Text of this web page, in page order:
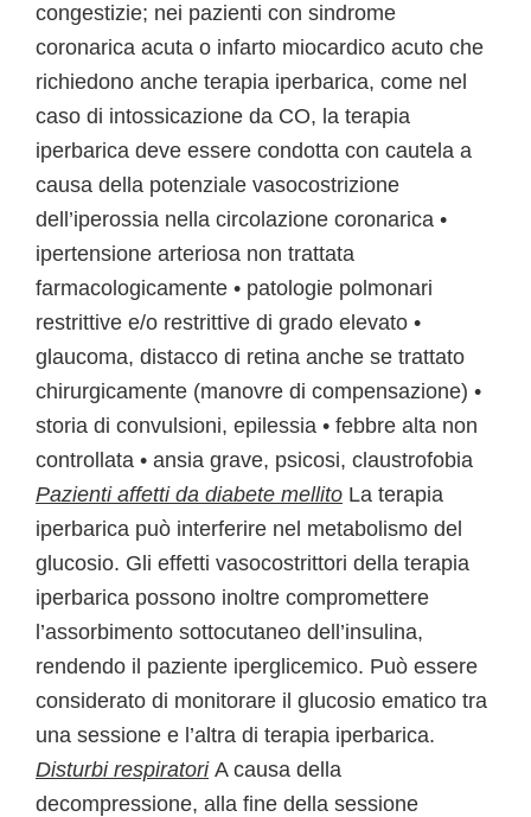
congestizie; nei pazienti con sindrome
coronarica acuta o infarto miocardico acuto che
richiedono anche terapia iperbarica, come nel
caso di intossicazione da CO, la terapia
iperbarica deve essere condotta con cautela a
causa della potenziale vasocostrizione
dell’iperossia nella circolazione coronarica •
ipertensione arteriosa non trattata
farmacologicamente • patologie polmonari
restrittive e/o restrittive di grado elevato •
glaucoma, distacco di retina anche se trattato
chirurgicamente (manovre di compensazione) •
storia di convulsioni, epilessia • febbre alta non
controllata • ansia grave, psicosi, claustrofobia
Pazienti affetti da diabete mellito La terapia
iperbarica può interferire nel metabolismo del
glucosio. Gli effetti vasocostrittori della terapia
iperbarica possono inoltre compromettere
l’assorbimento sottocutaneo dell’insulina,
rendendo il paziente iperglicemico. Può essere
considerato di monitorare il glucosio ematico tra
una sessione e l’altra di terapia iperbarica.
Disturbi respiratori A causa della
decompressione, alla fine della sessione